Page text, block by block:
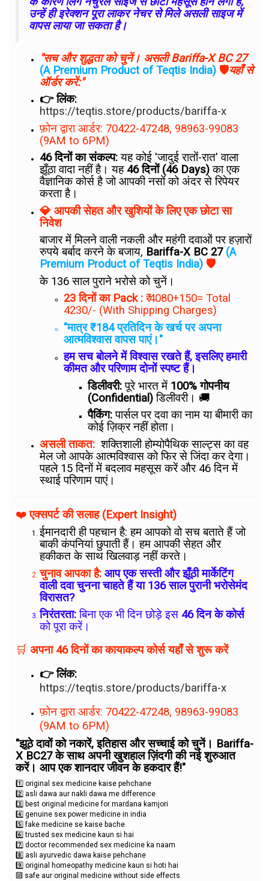
उन्हें ही इरेक्शन पूरा लाकर नेचर से मिले असली साइज में
वापस लाया जा सकता है।
"सच और शुद्धता को चुनें। असली Bariffa-X BC 27
(A Premium Product of Teqtis India) 🛡️यहाँ से
ऑर्डर करें:"
👉 लिंक:
https://teqtis.store/products/bariffa-x
फ़ोन द्वारा आर्डर: 70422-47248, 98963-99083
(9AM to 6PM)
46 दिनों का संकल्प:यह कोई 'जादुई रातों-रात' वाला
झूँठा वादा नहीं है। यह 46 दिनों (46 Days)का एक
वैज्ञानिक कोर्स है जो आपकी नसों को अंदर से रिपेयर
करता है।
💎 आपकी सेहत और खुशियों के लिए एक छोटा सा
निवेश
बाजार में मिलने वाली नकली और महंगी दवाओं पर हज़ारों
रुपये बर्बाद करने के बजाय, Bariffa-X BC 27 (A
Premium Product of Teqtis India) 🛡️
के 136 साल पुराने भरोसे को चुनें।
23 दिनों का Pack : ₹ 4080+150= Total
4230/- (With Shipping Charges)
"मात्र ₹184 प्रतिदिन के खर्च पर अपना
आत्मविश्वास वापस पाएं।"
हम सच बोलने में विश्वास रखते हैं, इसलिए हमारी
कीमत और परिणाम दोनों स्पष्ट हैं।
डिलीवरी:पूरे भारत में 100% गोपनीय
(Confidential)डिलीवरी। 🚚
पैकिंग:पार्सल पर दवा का नाम या बीमारी का
कोई ज़िक्र नहीं होता।
असली ताकत: शक्तिशाली होम्योपैथिक साल्ट्स का वह
मेल जो आपके आत्मविश्वास को फिर से जिंदा कर देगा।
पहले 15 दिनों में बदलाव महसूस करें और 46 दिन में
स्थाई परिणाम पाएं।
❤️एक्सपर्ट की सलाह (Expert Insight)
ईमानदारी ही पहचान है: हम आपको वो सच बताते हैं जो
बाकी कंपनियां छुपाती हैं। हम आपकी सेहत और
हकीकत के साथ खिलवाड़ नहीं करते।
चुनाव आपका है: आप एक सस्ती और झूँठी मार्केटिंग
वाली दवा चुनना चाहते हैं या 136 साल पुरानी भरोसेमंद
विरासत?
निरंतरता:बिना एक भी दिन छोड़े इस 46 दिन के कोर्स
को पूरा करें।
🛒 अपना 46 दिनों का कायाकल्प कोर्स यहाँ से शुरू करें
👉 लिंक:
https://teqtis.store/products/bariffa-x
फ़ोन द्वारा आर्डर: 70422-47248, 98963-99083
(9AM to 6PM)
"झूठे दावों को नकारें, इतिहास और सच्चाई को चुनें। Bariffa-
X BC27 के साथ अपनी खुशहाल ज़िंदगी की नई शुरुआत
करें। आप एक शानदार जीवन के हकदार हैं!"
1️⃣ original sex medicine kaise pehchane
2️⃣ asli dawa aur nakli dawa me difference
3️⃣ best original medicine for mardana kamjori
4️⃣ genuine sex power medicine in india
5️⃣ fake medicine se kaise bache
6️⃣ trusted sex medicine kaun si hai
7️⃣ doctor recommended sex medicine ka naam
8️⃣ asli ayurvedic dawa kaise pehchane
9️⃣ original homeopathy medicine kaun si hoti hai
🔟 safe aur original medicine without side effects